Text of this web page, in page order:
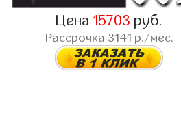
Цена15703 руб.
Рассрочка 3141 р./мес.